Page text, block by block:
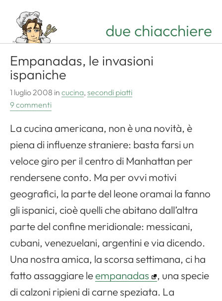
due chiacchiere
Empanadas, le invasioni
ispaniche
1 luglio 2008 in cucina, secondi piatti
9 commenti
La cucina americana, non è una novità, è
piena di influenze straniere: basta farsi un
veloce giro per il centro di Manhattan per
rendersene conto. Ma per ovvi motivi
geografici, la parte del leone oramai la fanno
gli ispanici, cioè quelli che abitano dall’altra
parte del confine meridionale: messicani,
cubani, venezuelani, argentini e via dicendo.
Una nostra amica, la scorsa settimana, ci ha
fatto assaggiare leempanadas
, una specie
di calzoni ripieni di carne speziata. La